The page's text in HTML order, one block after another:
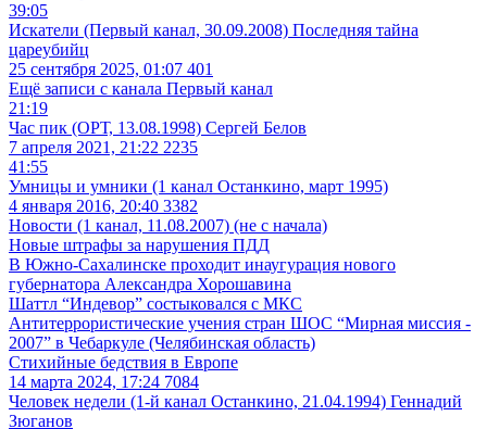
39:05
Искатели (Первый канал, 30.09.2008) Последняя тайна
цареубийц
25 сентября 2025, 01:07 401
Ещё записи с канала Первый канал
21:19
Час пик (ОРТ, 13.08.1998) Сергей Белов
7 апреля 2021, 21:22 2235
41:55
Умницы и умники (1 канал Останкино, март 1995)
4 января 2016, 20:40 3382
Новости (1 канал, 11.08.2007) (не с начала)
Новые штрафы за нарушения ПДД
В Южно-Сахалинске проходит инаугурация нового
губернатора Александра Хорошавина
Шаттл “Индевор” состыковался с МКС
Антитеррористические учения стран ШОС “Мирная миссия -
2007” в Чебаркуле (Челябинская область)
Стихийные бедствия в Европе
14 марта 2024, 17:24 7084
Человек недели (1-й канал Останкино, 21.04.1994) Геннадий
Зюганов